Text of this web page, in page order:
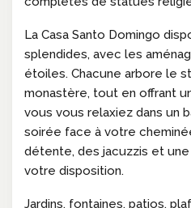
La Casa Santo Domingo
splendides, avec les
étoiles. Chacune arbore le
monastère, tout en offrant
vous vous relaxiez dans un
soirée face à votre
détente, des jacuzzis et
votre disposition.
Jardins, fontaines, patios,